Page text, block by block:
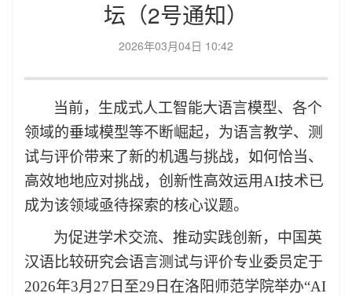
坛（2号通知）
2026年03月04日 10:42
当前，生成式人工智能大语言模型、各个
领域的垂域模型等不断崛起，为语言教学、测
试与评价带来了新的机遇与挑战，如何恰当、
高效地地应对挑战，创新性高效运用AI技术已
成为该领域亟待探索的核心议题。
为促进学术交流、推动实践创新，中国英
汉语比较研究会语言测试与评价专业委员定于
2026年3月 27 日至29 日在洛阳师范学院举办“AI